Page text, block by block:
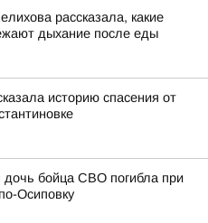
рассказала, какие
дыхание после еды
историю спасения от
дочь бойца СВО погибла при
Осиповку